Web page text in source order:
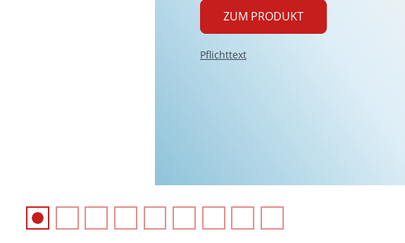
ZUM PRODUKT
Pflichttext